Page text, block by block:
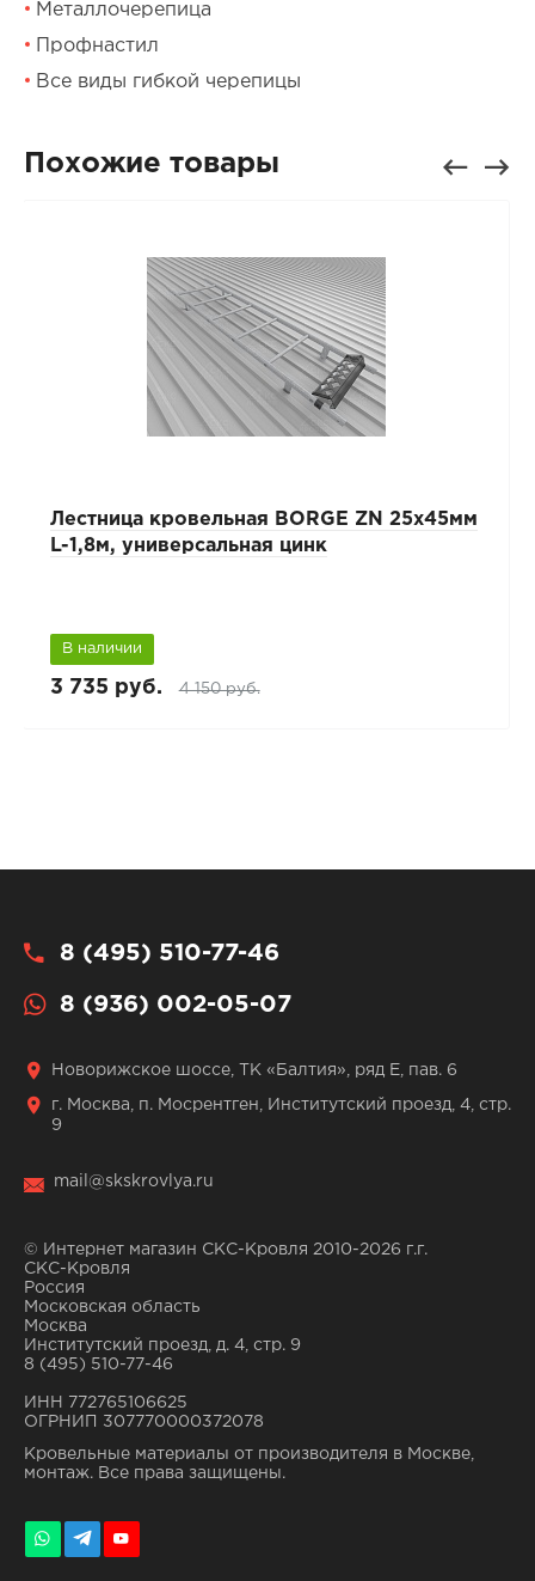
Металлочерепица
Профнастил
Все виды гибкой черепицы
Похожие товары
Лестница кровельная BORGE ZN 25х45мм
L-1,8м, универсальная цинк
В наличии
3 735 руб. 4 150 руб.
8 (495) 510-77-46
8 (936) 002-05-07
Новорижское шоссе, ТК «Балтия», ряд Е, пав. 6
г. Москва, п. Мосрентген, Институтский проезд, 4, стр.
9
mail@skskrovlya.ru
© Интернет магазин СКС-Кровля 2010-2026 г.г.
СКС-Кровля
Россия
Московская область
Москва
Институтский проезд, д. 4, стр. 9
8 (495) 510-77-46
ИНН 772765106625
ОГРНИП 307770000372078
Кровельные материалы от производителя в Москве,
монтаж. Все права защищены.